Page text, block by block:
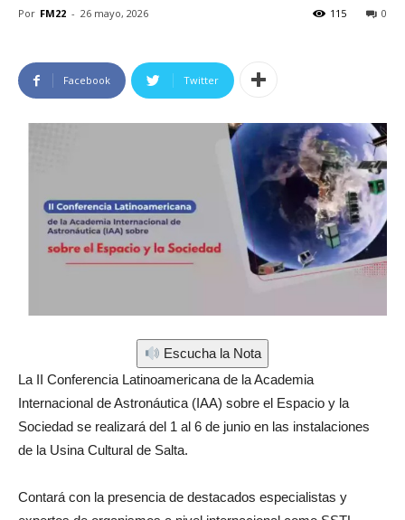
Por FM22 - 26 mayo, 2026 0
115
Facebook Twitter
Escucha la Nota
La II Conferencia Latinoamericana de la Academia
Internacional de Astronáutica (IAA) sobre el Espacio y la
Sociedad se realizará del 1 al 6 de junio en las instalaciones
de la Usina Cultural de Salta.
Contará con la presencia de destacados especialistas y